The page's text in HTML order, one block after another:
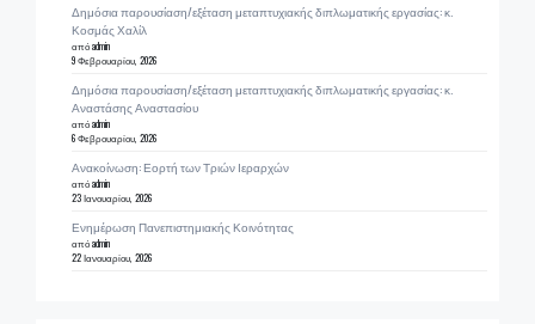
Δημόσια παρουσίαση/εξέταση μεταπτυχιακής διπλωματικής εργασίας: κ.
Κοσμάς Χαλίλ
από admin
9 Φεβρουαρίου, 2026
Δημόσια παρουσίαση/εξέταση μεταπτυχιακής διπλωματικής εργασίας: κ.
Αναστάσης Αναστασίου
από admin
6 Φεβρουαρίου, 2026
Ανακοίνωση: Εορτή των Τριών Ιεραρχών
από admin
23 Ιανουαρίου, 2026
Ενημέρωση Πανεπιστημιακής Κοινότητας
από admin
22 Ιανουαρίου, 2026